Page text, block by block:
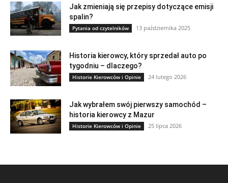
Jak zmieniają się przepisy dotyczące emisji
spalin?
Pytania od czytelników 13 października 2025
Historia kierowcy, który sprzedał auto po
tygodniu – dlaczego?
Historie Kierowców i Opinie 24 lutego 2026
Jak wybrałem swój pierwszy samochód –
historia kierowcy z Mazur
Historie Kierowców i Opinie 25 lipca 2026